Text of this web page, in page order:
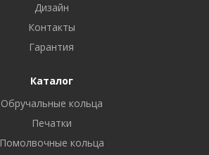
Дизайн
Контакты
Гарантия
Каталог
Обручальные кольца
Печатки
Помолвочные кольца